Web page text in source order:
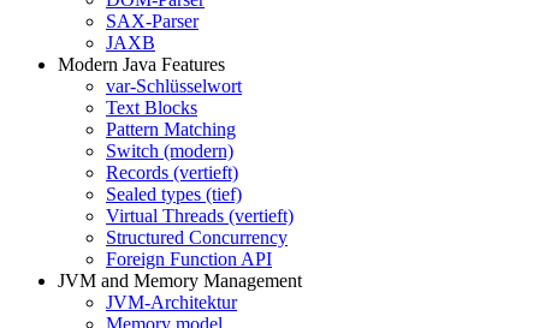
SAX-Parser
JAXB
Modern Java Features
var-Schlüsselwort
Text Blocks
Pattern Matching
Switch (modern)
Records (vertieft)
Sealed types (tief)
Virtual Threads (vertieft)
Structured Concurrency
Foreign Function API
JVM and Memory Management
JVM-Architektur
Memory model